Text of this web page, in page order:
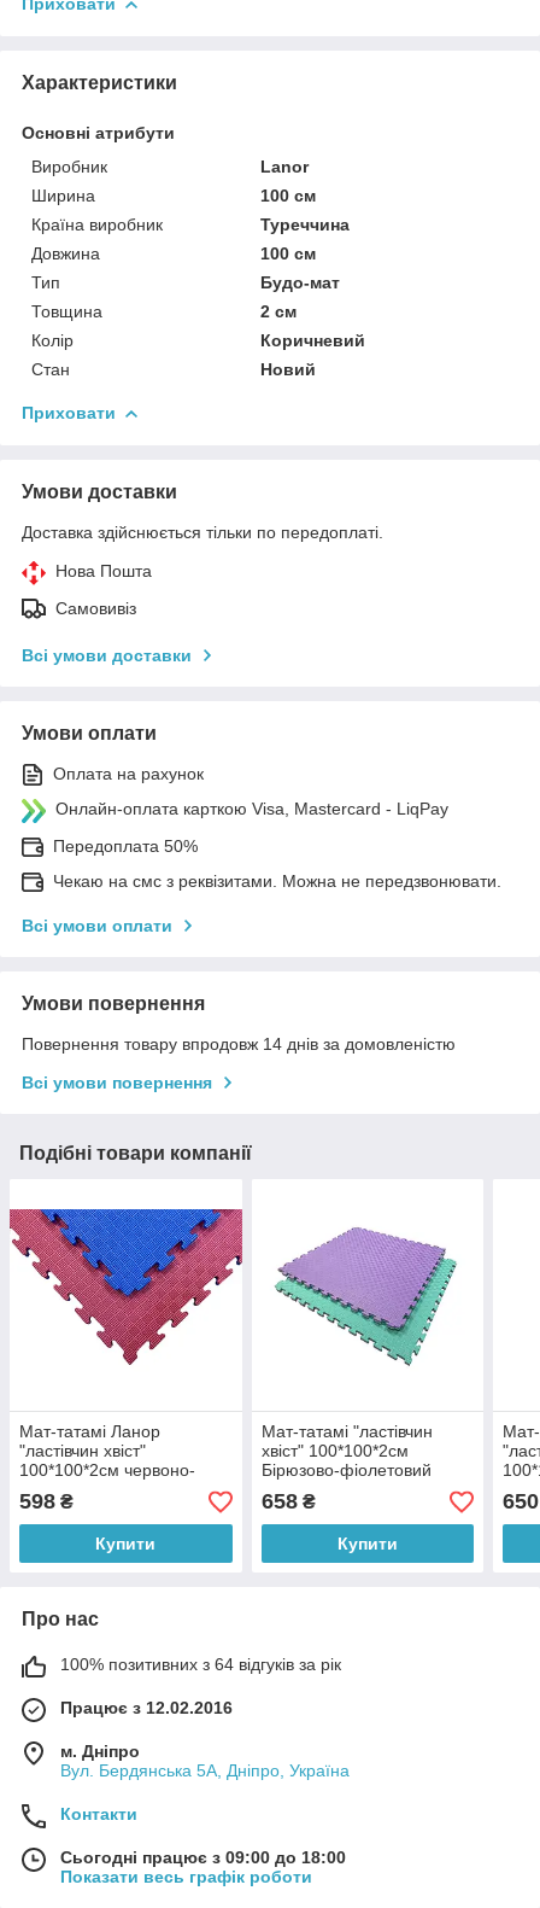
Характеристики
Основні атрибути
Виробник
Lanor
Ширина
100 см
Країна виробник
Туреччина
Довжина
100 см
Тип
Будо-мат
Товщина
2 см
Колір
Коричневий
Стан
Новий
Приховати
Умови доставки
Доставка здійснюється тільки по передоплаті.
Нова Пошта
Самовивіз
Всі умови доставки
Умови оплати
Оплата на рахунок
Онлайн-оплата карткою Visa, Mastercard - LiqPay
Передоплата 50%
Чекаю на смс з реквізитами. Можна не передзвонювати.
Всі умови оплати
Умови повернення
Повернення товару впродовж 14 днів за домовленістю
Всі умови повернення
Подібні товари компанії
Мат-татамі Ланор
"ластівчин хвіст"
100*100*2см червоно-
синій
598 ₴
Купити
Мат-татамі "ластівчин
хвіст" 100*100*2см
Бірюзово-фіолетовий
658₴
Купити
650
Про нас
100% позитивних з 64 відгуків за рік
Працює з 12.02.2016
м. Дніпро
Вул. Бердянська 5А, Дніпро, Україна
Контакти
Сьогодні працює з 09:00 до 18:00
Показати весь графік роботи